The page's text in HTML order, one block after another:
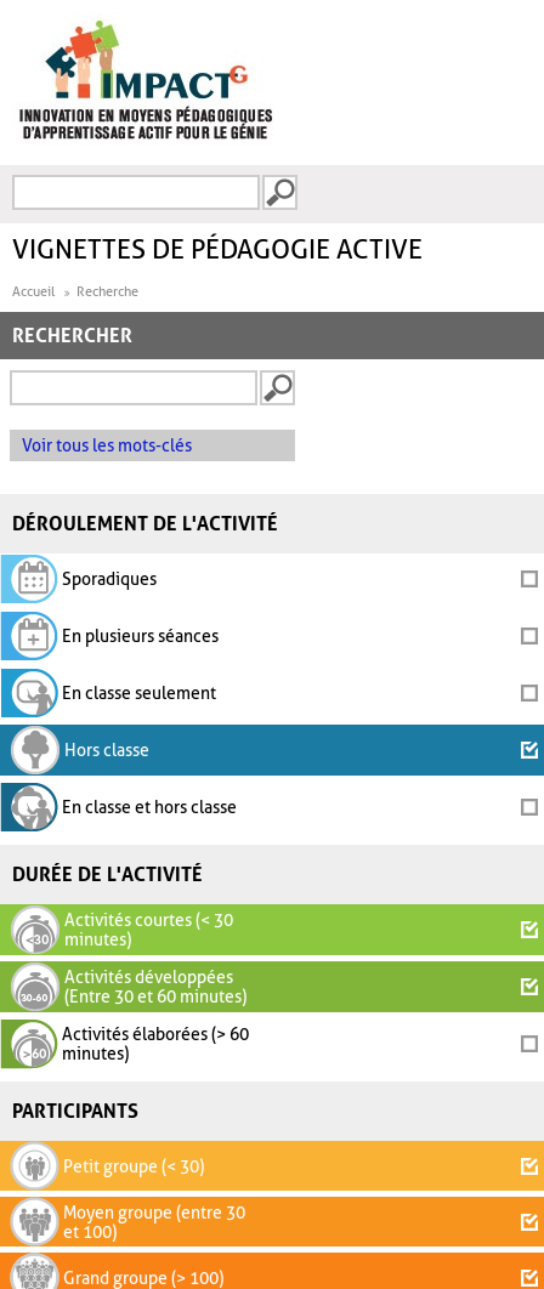
FORMULAIRE DE
VIGNETTES DE PÉDAGOGIE ACTIVE
Accueil Recherche
RECHERCHER
Voir tous les mots-clés
DÉROULEMENT DE L'ACTIVITÉ
Sporadiques
En plusieurs séances
En classe seulement
Hors classe
En classe et hors classe
DURÉE DE L'ACTIVITÉ
Activités courtes (< 30
minutes)
Activités développées
(Entre 30 et 60 minutes)
Activités élaborées (> 60
minutes)
PARTICIPANTS
Petit groupe (< 30)
Moyen groupe (entre 30
et 100)
Grand groupe (> 100)